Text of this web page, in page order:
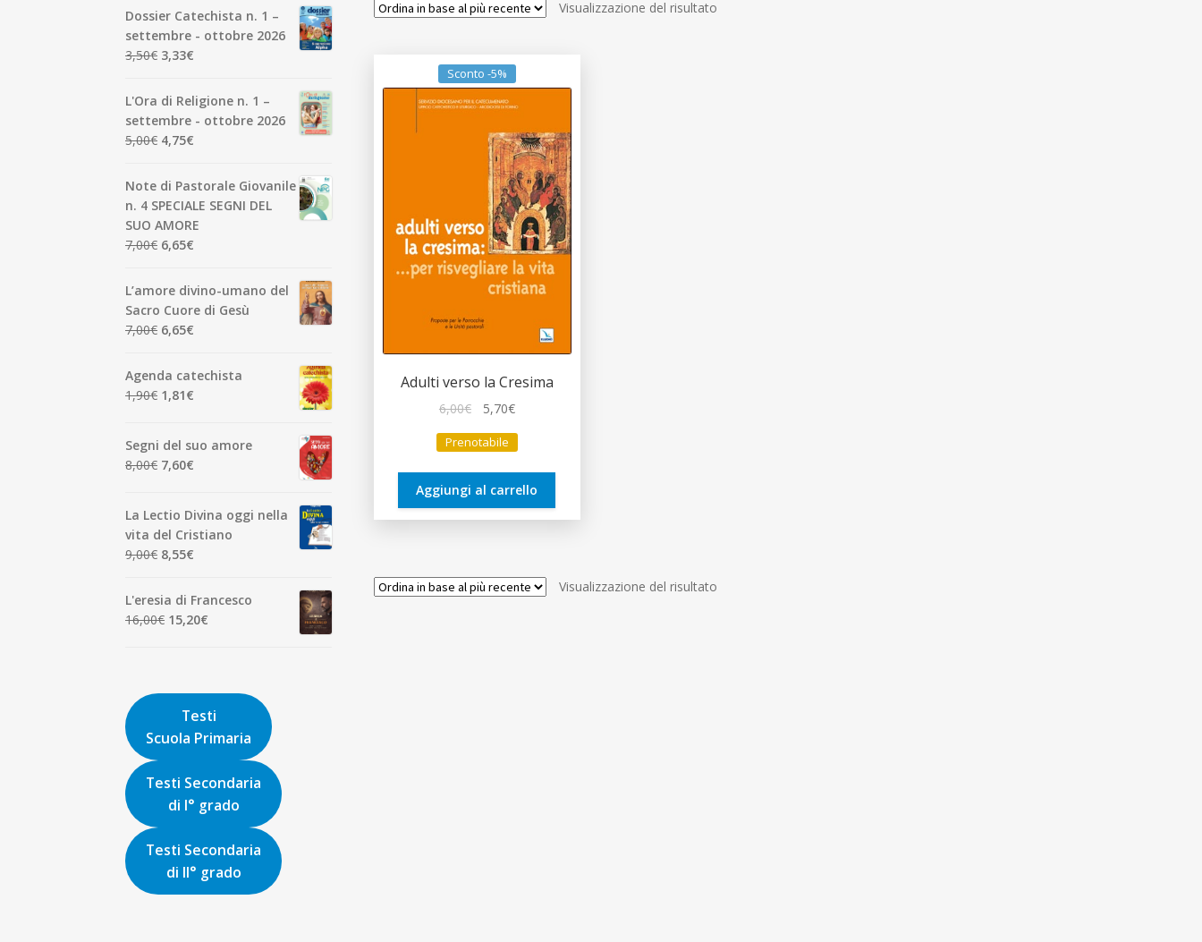
Visualizzazione del risultato
Sconto -5%
Adulti verso la Cresima
6,00€
originale
6,00€.
5,70€Il
attuale
5,70€.
Prenotabile
Aggiungi al carrello
Visualizzazione del risultato
Dossier Catechista n. 1 –
settembre - ottobre 2026
3,50€ Il
originale
era:
3,50€.
3,33€
attuale
è:
L'Ora di Religione n. 1 –
settembre - ottobre 2026
5,00€ Il
originale
era:
5,00€.
4,75€
attuale
è:
4,75€.
Note di Pastorale Giovanile
n. 4 SPECIALE SEGNI DEL
SUO AMORE
7,00€ Il
originale
era:
7,00€.
6,65€
attuale
L’amore divino-umano del
Sacro Cuore di Gesù
7,00€ Il
originale
era:
7,00€.
6,65€
attuale
Agenda catechista
1,90€ Il
era:
1,90€.
1,81€
è:
Segni del suo amore
8,00€ Il
era:
8,00€.
7,60€
è:
7,60€.
La Lectio Divina oggi nella
vita del Cristiano
9,00€ Il
originale
era:
9,00€.
8,55€
attuale
è:
L'eresia di Francesco
16,00€ Il
16,00€.
15,20€
15,20€.
Testi
Scuola Primaria
Testi Secondaria
di I° grado
Testi Secondaria
di II° grado